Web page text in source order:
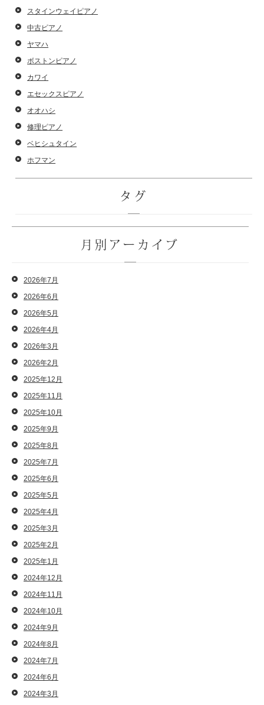
スタインウェイピアノ
中古ピアノ
ヤマハ
ボストンピアノ
カワイ
エセックスピアノ
オオハシ
修理ピアノ
ベヒシュタイン
ホフマン
タグ
月別アーカイブ
2026年7月
2026年6月
2026年5月
2026年4月
2026年3月
2026年2月
2025年12月
2025年11月
2025年10月
2025年9月
2025年8月
2025年7月
2025年6月
2025年5月
2025年4月
2025年3月
2025年2月
2025年1月
2024年12月
2024年11月
2024年10月
2024年9月
2024年8月
2024年7月
2024年6月
2024年3月